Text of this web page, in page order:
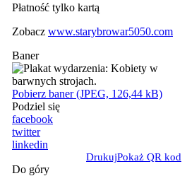
Płatność tylko kartą
Zobacz www.starybrowar5050.com
Baner
Pobierz baner (JPEG, 126,44 kB)
Podziel się
facebook
twitter
linkedin
DrukujPokaż QR kod
Do góry